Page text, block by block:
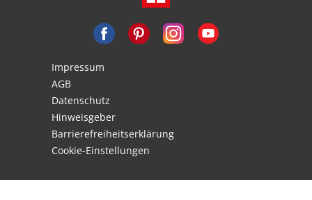
Impressum
AGB
Datenschutz
Hinweisgeber
Barrierefreiheitserklärung
Cookie-Einstellungen